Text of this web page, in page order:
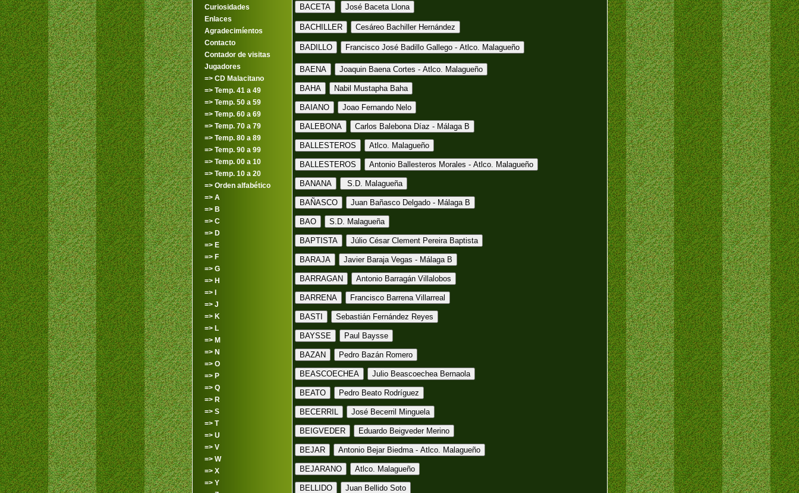
Curiosidades
Enlaces
Agradecimíentos
Contacto
Contador de visitas
Jugadores
=> CD Malacitano
=> Temp. 41 a 49
=> Temp. 50 a 59
=> Temp. 60 a 69
=> Temp. 70 a 79
=> Temp. 80 a 89
=> Temp. 90 a 99
=> Temp. 00 a 10
=> Temp. 10 a 20
=> Orden alfabético
=> A
=> B
=> C
=> D
=> E
=> F
=> G
=> H
=> I
=> J
=> K
=> L
=> M
=> N
=> O
=> P
=> Q
=> R
=> S
=> T
=> U
=> V
=> W
=> X
=> Y